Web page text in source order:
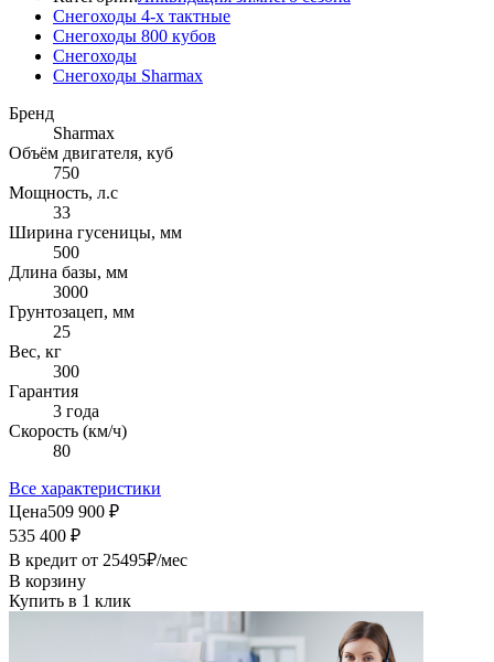
Снегоходы 4-х тактные
Снегоходы 800 кубов
Снегоходы
Снегоходы Sharmax
Бренд
Sharmax
Объём двигателя, куб
750
Мощность, л.с
33
Ширина гусеницы, мм
500
Длина базы, мм
3000
Грунтозацеп, мм
25
Вес, кг
300
Гарантия
3 года
Скорость (км/ч)
80
Все характеристики
Цена509 900 ₽
535 400 ₽
В кредит от 25495₽/мес
В корзину
Купить в 1 клик